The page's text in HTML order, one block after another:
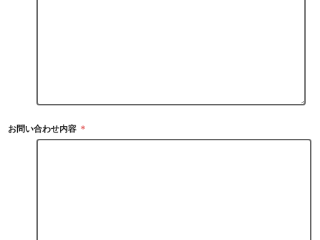
お問い合わせ内容 ＊